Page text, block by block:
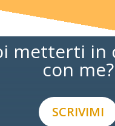
metterti in
con me?
SCRIVIMI